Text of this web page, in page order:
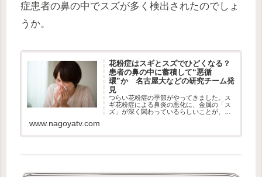
症患者の鼻の中でスズが多く検出されたのでしょ
うか。
花粉症はスギとスズでひどくなる？
患者の鼻の中に蓄積して“悪循
環”か 名古屋大などの研究チーム発
見
つらい花粉症の季節がやってきました。ス
ギ花粉症による鼻炎の悪化に、金属の「ス
ズ」が深く関わっているらしいことが、名
www.nagoyatv.com